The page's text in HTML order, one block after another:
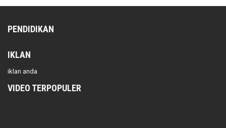
PENDIDIKAN
IKLAN
iklan anda
VIDEO TERPOPULER